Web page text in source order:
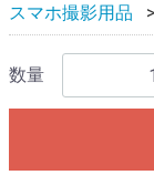
スマホ撮影用品
数量